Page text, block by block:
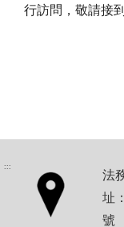
行訪問，敬請接
:::
法
址
號